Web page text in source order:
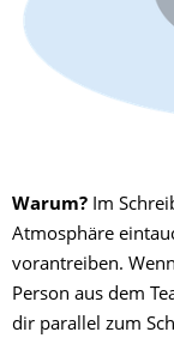
Warum? Im
Atmosphäre
vorantreiben.
Person aus dem
dir parallel zum